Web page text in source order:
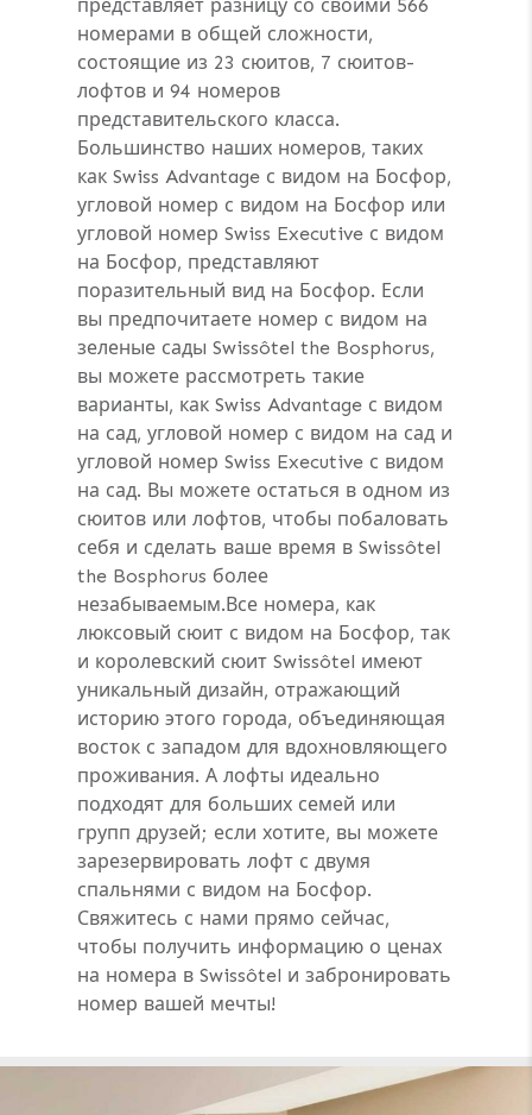
представляет разницу со своими 566
номерами в общей сложности,
состоящие из 23 сюитов, 7 сюитов-
лофтов и 94 номеров
представительского класса.
Большинство наших номеров, таких
как Swiss Advantage с видом на Босфор,
угловой номер с видом на Босфор или
угловой номер Swiss Executive с видом
на Босфор, представляют
поразительный вид на Босфор. Если
вы предпочитаете номер с видом на
зеленые сады Swissôtel the Bosphorus,
вы можете рассмотреть такие
варианты, как Swiss Advantage с видом
на сад, угловой номер с видом на сад и
угловой номер Swiss Executive с видом
на сад. Вы можете остаться в одном из
сюитов или лофтов, чтобы побаловать
себя и сделать ваше время в Swissôtel
the Bosphorus более
незабываемым.Все номера, как
люксовый сюит с видом на Босфор, так
и королевский сюит Swissôtel имеют
уникальный дизайн, отражающий
историю этого города, объединяющая
восток с западом для вдохновляющего
проживания. А лофты идеально
подходят для больших семей или
групп друзей; если хотите, вы можете
зарезервировать лофт с двумя
спальнями с видом на Босфор.
Свяжитесь с нами прямо сейчас,
чтобы получить информацию о ценах
на номера в Swissôtel и забронировать
номер вашей мечты!